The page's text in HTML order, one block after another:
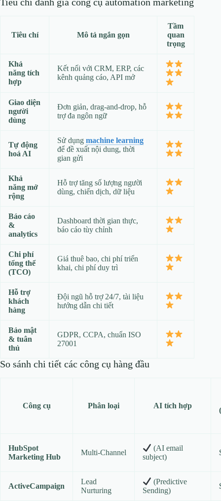
Tiêu chí Mô tả ngắn gọn
Tầm
quan
trọng
Khả
năng tích
hợp
Kết nối với CRM, ERP, các
kênh quảng cáo, API mở
Giao diện
người
dùng
Đơn giản, drag‑and‑drop, hỗ
trợ đa ngôn ngữ
Tự động
hoá AI
Sử dụng machine learning
để đề xuất nội dung, thời
gian gửi
Khả
năng mở
rộng
Hỗ trợ tăng số lượng người
dùng, chiến dịch, dữ liệu
Báo cáo
&
analytics
Dashboard thời gian thực,
báo cáo tùy chỉnh
Chi phí
tổng thể
(TCO)
Giá thuê bao, chi phí triển
khai, chi phí duy trì
Hỗ trợ
khách
hàng
Đội ngũ hỗ trợ 24/7, tài liệu
hướng dẫn chi tiết
Bảo mật
& tuân
thủ
GDPR, CCPA, chuẩn ISO
27001
So sánh chi tiết các công cụ hàng đầu
Công cụ Phân loại AI tích hợp
HubSpot
Marketing Hub
Multi‑Channel
(AI email
subject)
ActiveCampaign
Lead
Nurturing
(Predictive
Sending)